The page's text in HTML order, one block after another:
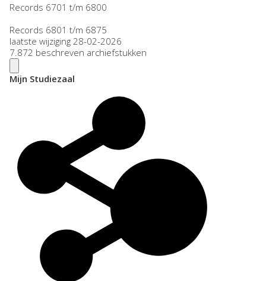
Records 6701 t/m 6800
Records 6801 t/m 6875
laatste wijziging 28-02-2026
7.872 beschreven archiefstukken
Mijn Studiezaal